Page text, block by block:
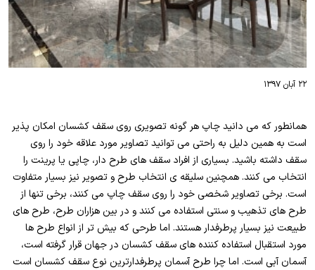
۲۲ آبان ۱۳۹۷
همانطور که می دانید چاپ هر گونه تصویری روی سقف کشسان امکان پذیر
است به همین دلیل به راحتی می توانید تصاویر مورد علاقه خود را روی
سقف داشته باشید. بسیاری از افراد سقف های طرح دار، چاپی یا پرینت را
انتخاب می کنند. همچنین سلیقه ی انتخاب طرح و تصویر نیز بسیار متفاوت
است. برخی تصاویر شخصی خود را روی سقف چاپ می کنند، برخی تنها از
طرح های تذهیب و سنتی استفاده می کنند و در بین هزاران طرح، طرح های
طبیعت نیز بسیار پرطرفدار هستند. اما طرحی که بیش تر از انواع طرح ها
مورد استقبال استفاده کننده های سقف کشسان در جهان قرار گرفته است،
آسمان آبی است. اما چرا طرح آسمان پرطرفدارترین نوع سقف کشسان است